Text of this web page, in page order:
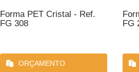
Forma PET Cristal - Ref.
FG 308
ORÇAMENTO
FG